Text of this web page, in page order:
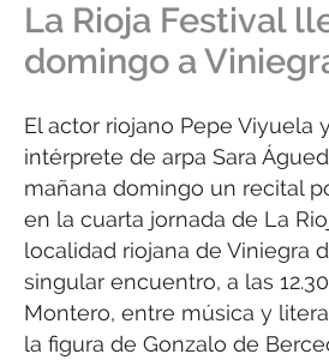
La Rioja Festival
domingo a
El actor riojano Pepe Viyuela
intérprete de arpa Sara
mañana domingo un recital
en la cuarta jornada de La
localidad riojana de Viniegra
singular encuentro, a las
Montero, entre música y
la figura de Gonzalo de